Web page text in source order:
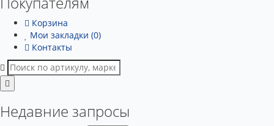
Корзина
Мои закладки (0)
Контакты
Недавние запросы